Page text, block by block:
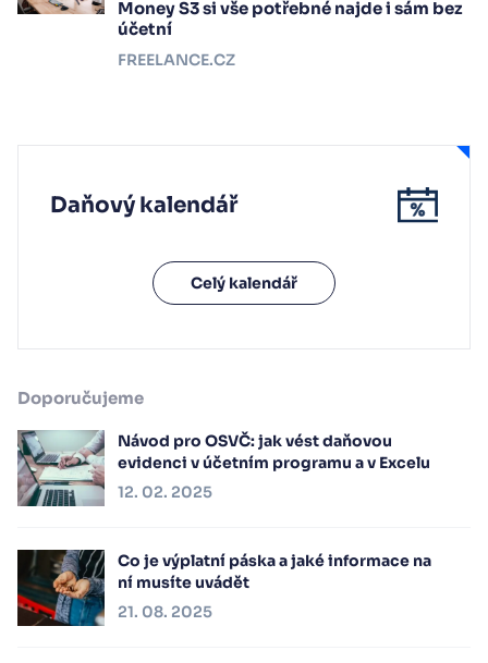
Money S3 si vše potřebné najde i sám bez
účetní
FREELANCE.CZ
Daňový kalendář
Celý kalendář
Doporučujeme
Návod pro OSVČ: jak vést daňovou
evidenci v účetním programu a v Excelu
12. 02. 2025
Co je výplatní páska a jaké informace na
ní musíte uvádět
21. 08. 2025